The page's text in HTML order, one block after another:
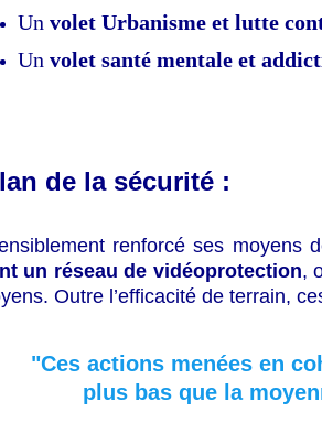
Un volet Urbanisme et lutte
Un volet santé mentale et
de la sécurité :
renforcé ses moyens
un réseau de vidéoprotection,
Outre l’efficacité de terrain,
"Ces actions menées en
plus bas que la